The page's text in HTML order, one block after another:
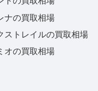
ナの買取相場
ストレイルの買取相場
オの買取相場